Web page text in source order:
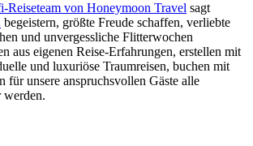
Reiseteam von Honeymoon Travel sagt
begeistern, größte Freude schaffen, verliebte
und unvergessliche Flitterwochen
aus eigenen Reise-Erfahrungen, erstellen mit
und luxuriöse Traumreisen, buchen mit
für unsere anspruchsvollen Gäste alle
werden.